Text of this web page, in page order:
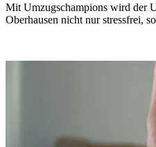
Mit Umzugschampions wird der
Oberhausen nicht nur stressfrei,